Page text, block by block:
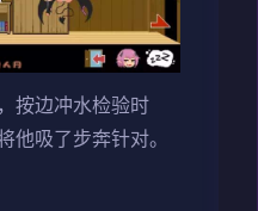
按边冲水检验时
他吸了步奔针对。